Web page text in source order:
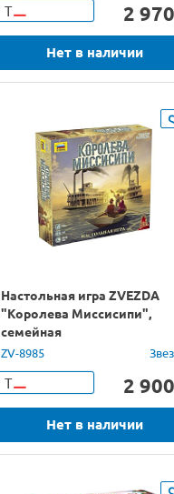
Т 2 970
Нет в наличии
Настольная игра ZVEZDA
"Королева Миссисипи",
семейная
ZV-8985
Т 2 900
Нет в наличии